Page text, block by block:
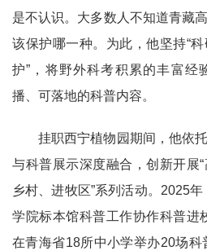
是不认识。大多数人不知道青藏
该保护哪一种。为此，他坚持“
护”，将野外科考积累的丰富经
播、可落地的科普内容。
挂职西宁植物园期间，他依
与科普展示深度融合，创新开展
乡村、进牧区”系列活动。2025
学院标本馆科普工作协作科普进
在青海省18所中小学举办20场